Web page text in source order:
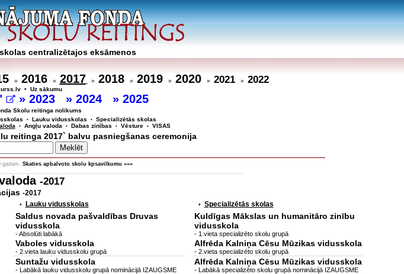
centralizētajos eksāmenos
» 2016 » 2017 » 2018 » 2019 » 2020 » 2021 » 2022
• Uz sākumu
» 2023 » 2024 » 2025
Skolu reitinga nolikums
• Lauku vidusskolas • Specializētās skolas
• Angļu valoda • Dabas zinības • Vēsture • VISAS
reitinga 2017` balvu pasniegšanas ceremonija
Skaties apbalvoto skolu kpsavilkumu »»»
-2017
-2017
• Lauku vidusskolas
Saldus novada pašvaldības Druvas
vidusskola
- Absolūti labākā
Vaboles vidusskola
- 2.vieta lauku vidusskolu grupā
Suntažu vidusskola
- Labākā lauku vidusskolu grupā nominācijā IZAUGSME
• Specializētās skolas
Kuldīgas Mākslas un humanitāro zinību
vidusskola
- 1.vieta specializēto skolu grupā
Alfrēda Kalniņa Cēsu Mūzikas vidusskola
- 2.vieta specializēto skolu grupā
Alfrēda Kalniņa Cēsu Mūzikas vidusskola
- Labākā specializēto skolu grupā nominācijā IZAUGSME